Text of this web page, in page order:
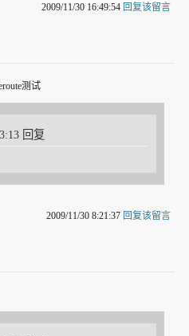
2009/11/30 16:49:54 回复该留言
测试
回复
2009/11/30 8:21:37 回复该留言